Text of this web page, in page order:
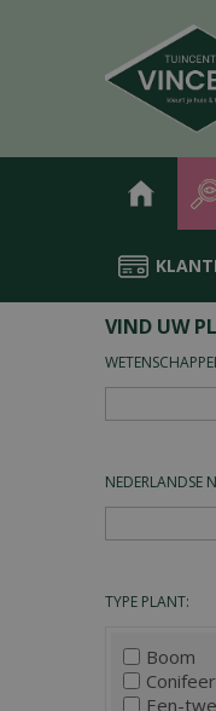
Home
VIND UW
NEDERLANDSE
TYPE PLANT:
Boom
Conifeer
Een-